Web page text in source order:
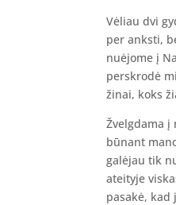
Vėliau dvi
per anksti,
nuėjome į
perskrodė
žinai, koks
Žvelgdama
būnant
galėjau tik
ateityje
pasakė,